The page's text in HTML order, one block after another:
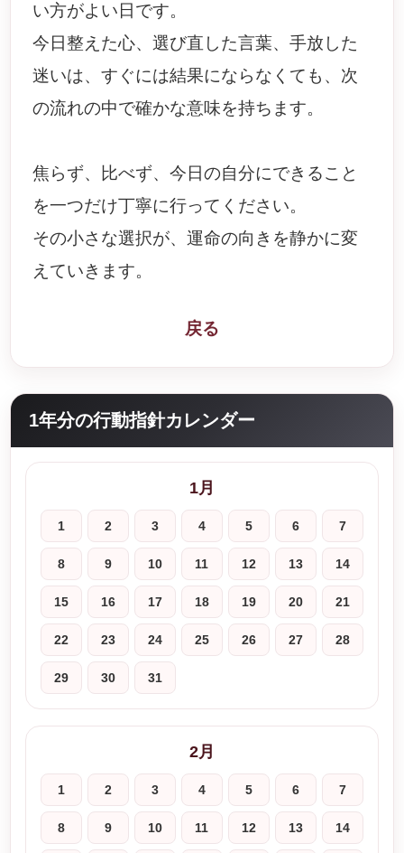
い方がよい日です。
今日整えた心、選び直した言葉、手放した
迷いは、すぐには結果にならなくても、次
の流れの中で確かな意味を持ちます。
焦らず、比べず、今日の自分にできること
を一つだけ丁寧に行ってください。
その小さな選択が、運命の向きを静かに変
えていきます。
戻る
1年分の行動指針カレンダー
1月
1 2 3 4 5 6 7
8 9 10 11 12 13 14
15 16 17 18 19 20 21
22 23 24 25 26 27 28
29 30 31
2月
1 2 3 4 5 6 7
8 9 10 11 12 13 14